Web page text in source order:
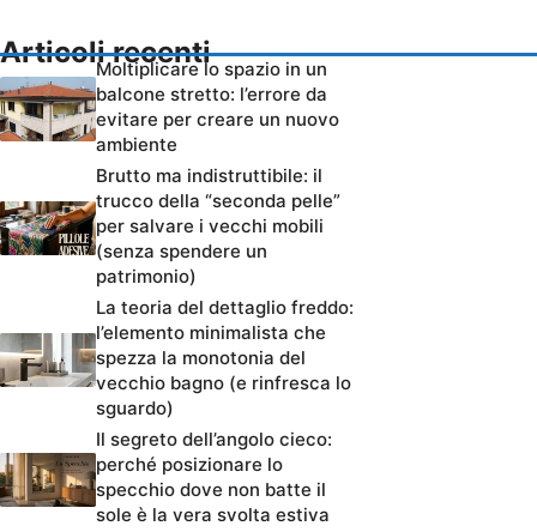
Articoli recenti
Moltiplicare lo spazio in un
balcone stretto: l’errore da
evitare per creare un nuovo
ambiente
Brutto ma indistruttibile: il
trucco della “seconda pelle”
per salvare i vecchi mobili
(senza spendere un
patrimonio)
La teoria del dettaglio freddo:
l’elemento minimalista che
spezza la monotonia del
vecchio bagno (e rinfresca lo
sguardo)
Il segreto dell’angolo cieco:
perché posizionare lo
specchio dove non batte il
sole è la vera svolta estiva